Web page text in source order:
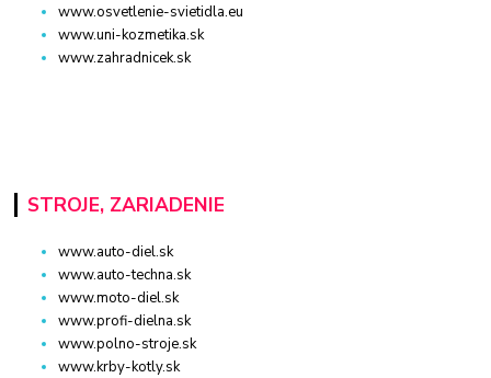
www.osvetlenie-svietidla.eu
www.uni-kozmetika.sk
www.zahradnicek.sk
STROJE, ZARIADENIE
www.auto-diel.sk
www.auto-techna.sk
www.moto-diel.sk
www.profi-dielna.sk
www.polno-stroje.sk
www.krby-kotly.sk